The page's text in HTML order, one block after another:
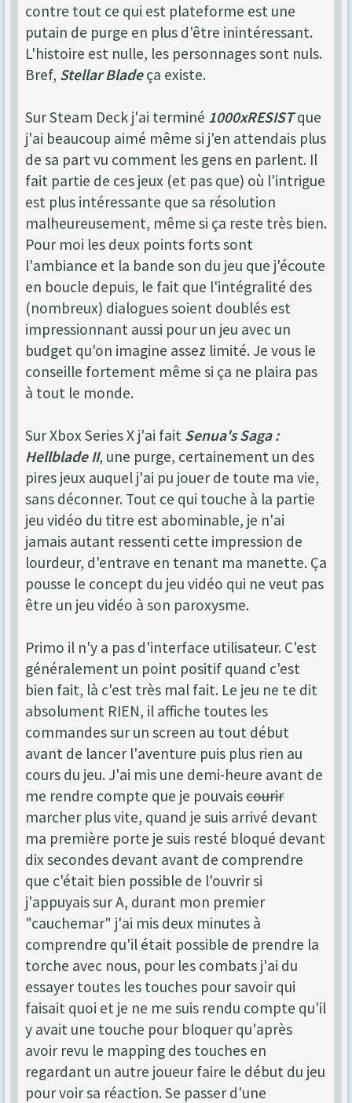
contre tout ce qui est plateforme est une
putain de purge en plus d'être inintéressant.
L'histoire est nulle, les personnages sont nuls.
Bref, Stellar Bladeça existe.
Sur Steam Deck j'ai terminé 1000xRESISTque
j'ai beaucoup aimé même si j'en attendais plus
de sa part vu comment les gens en parlent. Il
fait partie de ces jeux (et pas que) où l'intrigue
est plus intéressante que sa résolution
malheureusement, même si ça reste très bien.
Pour moi les deux points forts sont
l'ambiance et la bande son du jeu que j'écoute
en boucle depuis, le fait que l'intégralité des
(nombreux) dialogues soient doublés est
impressionnant aussi pour un jeu avec un
budget qu'on imagine assez limité. Je vous le
conseille fortement même si ça ne plaira pas
à tout le monde.
Sur Xbox Series X j'ai fait Senua's Saga :
Hellblade II, une purge, certainement un des
pires jeux auquel j'ai pu jouer de toute ma vie,
sans déconner. Tout ce qui touche à la partie
jeu vidéo du titre est abominable, je n'ai
jamais autant ressenti cette impression de
lourdeur, d'entrave en tenant ma manette. Ça
pousse le concept du jeu vidéo qui ne veut pas
être un jeu vidéo à son paroxysme.
Primo il n'y a pas d'interface utilisateur. C'est
généralement un point positif quand c'est
bien fait, là c'est très mal fait. Le jeu ne te dit
absolument RIEN, il affiche toutes les
commandes sur un screen au tout début
avant de lancer l'aventure puis plus rien au
cours du jeu. J'ai mis une demi-heure avant de
me rendre compte que je pouvaiscourir
marcher plus vite, quand je suis arrivé devant
ma première porte je suis resté bloqué devant
dix secondes devant avant de comprendre
que c'était bien possible de l'ouvrir si
j'appuyais sur A, durant mon premier
"cauchemar" j'ai mis deux minutes à
comprendre qu'il était possible de prendre la
torche avec nous, pour les combats j'ai du
essayer toutes les touches pour savoir qui
faisait quoi et je ne me suis rendu compte qu'il
y avait une touche pour bloquer qu'après
avoir revu le mapping des touches en
regardant un autre joueur faire le début du jeu
pour voir sa réaction. Se passer d'une